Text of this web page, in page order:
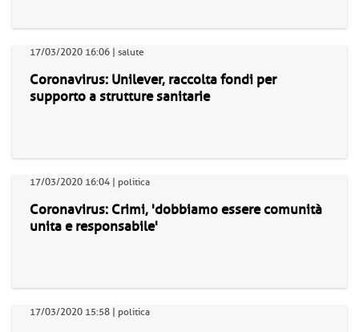
17/03/2020 16:06 | salute
Coronavirus: Unilever, raccolta fondi per
supporto a strutture sanitarie
17/03/2020 16:04 | politica
Coronavirus: Crimi, 'dobbiamo essere comunità
unita e responsabile'
17/03/2020 15:58 | politica